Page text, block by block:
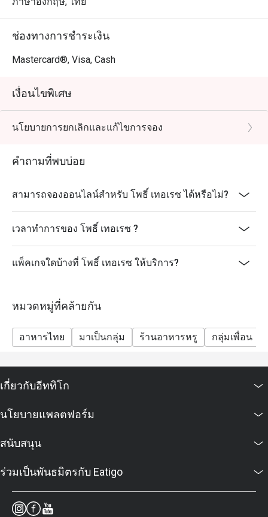
ช่องทางการชำระเงิน
Mastercard®, Visa, Cash
เงื่อนไขพิเศษ
นโยบายการยกเลิกและแก้ไขการจอง
คำถามที่พบบ่อย
สามารถจองออนไลน์สำหรับ โพธิ์ เทอเรซ ได้หรือไม่?
เวลาทำการของ โพธิ์ เทอเรซ ?
แพ็คเกจใดบ้างที่ โพธิ์ เทอเรซ ให้บริการ?
หมวดหมู่ที่คล้ายกัน
อาหารไทย มาเป็นกลุ่ม ร้านอาหารหรู กลุ่มเพื่อน
เกี่ยวกับอีททิโก
นโยบายแพลตฟอร์ม
สนับสนุน
ร่วมเป็นพันธมิตรกับ Eatigo